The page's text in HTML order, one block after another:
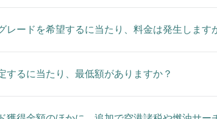
レードを希望するに当たり、料金は発生します
するに当たり、最低額がありますか？